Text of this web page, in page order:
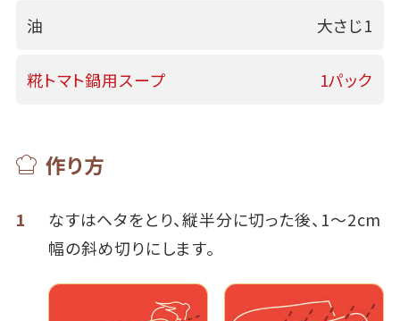
油 大さじ1
糀トマト鍋用スープ 1パック
作り方
1
なすはヘタをとり、縦半分に切った後、1～2cm
幅の斜め切りにします。